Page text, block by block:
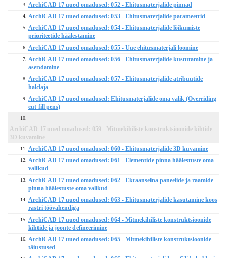
3. ArchiCAD 17 uued omadused: 052 - Ehitusmaterjalide pinnad
4. ArchiCAD 17 uued omadused: 053 - Ehitusmaterjalide parameetrid
5.
ArchiCAD 17 uued omadused: 054 - Ehitusmaterjalide lõikumiste
prioriteetide häälestamine
6. ArchiCAD 17 uued omadused: 055 - Uue ehitusmaterjali loomine
7.
ArchiCAD 17 uued omadused: 056 - Ehitusmaterjalide kustutamine ja
asendamine
8.
ArchiCAD 17 uued omadused: 057 - Ehitusmaterjalide atribuutide
haldaja
9.
ArchiCAD 17 uued omadused: Ehitusmaterjalide oma valik (Overriding
cut fill pens)
10.
ArchiCAD 17 uued omadused: 059 - Mitmekihiliste konstruktsioonide kihtide
3D kuvamine
11. ArchiCAD 17 uued omadused: 060 - Ehitusmaterjalide 3D kuvamine
12.
ArchiCAD 17 uued omadused: 061 - Elementide pinna häälestuste oma
valikud
13.
ArchiCAD 17 uued omadused: 062 - Ekraanseina paneelide ja raamide
pinna häälestuste oma valikud
14.
ArchiCAD 17 uued omadused: 063 - Ehitusmaterjalide kasutamine koos
rastri töövahendiga
15.
ArchiCAD 17 uued omadused: 064 - Mitmekihiliste konstruktsioonide
kihtide ja joonte defineerimine
16.
ArchiCAD 17 uued omadused: 065 - Mitmekihiliste konstruktsioonide
täiustused